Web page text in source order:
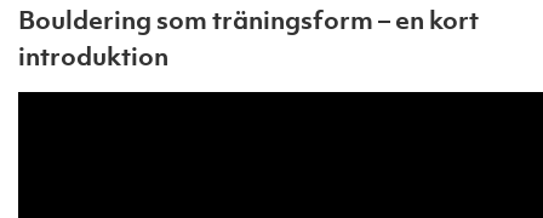
Bouldering som träningsform – en kort
introduktion